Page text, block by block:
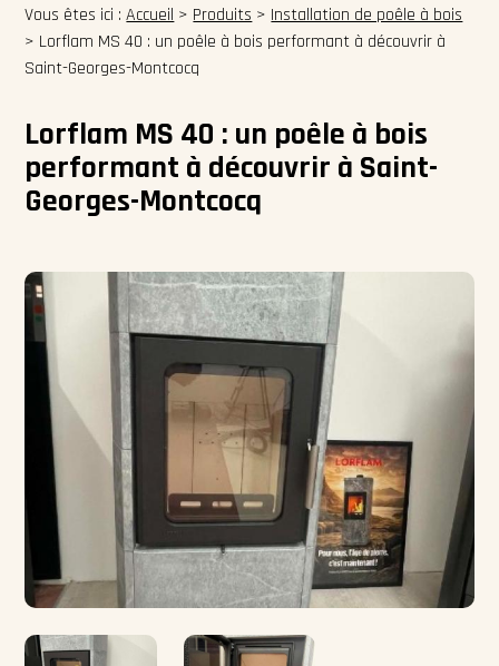
Vous êtes ici :Accueil > Produits > Installation de poêle à bois
> Lorflam MS 40 : un poêle à bois performant à découvrir à
Saint-Georges-Montcocq
Lorflam MS 40 : un poêle à bois
performant à découvrir à Saint-
Georges-Montcocq